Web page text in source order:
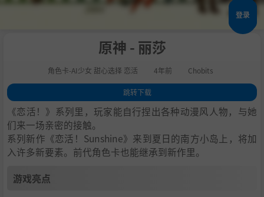
登录
原神 - 丽莎
角色卡-AI少女 甜心选择 恋活 4年前 Chobits
跳转下载
1.游戏亮点
2.人物卡一览
3.恋活sunshine角色卡MOD安装方法
4.下载地址
《恋活！》系列里，玩家能自行捏出各种动漫风人物，与她
们来一场亲密的接触。
系列新作《恋活！Sunshine》来到夏日的南方小岛上，将加
入许多新要素。前代角色卡也能继承到新作里。
游戏亮点